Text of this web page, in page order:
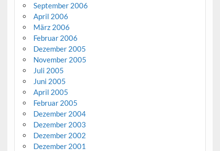
September 2006
April 2006
März 2006
Februar 2006
Dezember 2005
November 2005
Juli 2005
Juni 2005
April 2005
Februar 2005
Dezember 2004
Dezember 2003
Dezember 2002
Dezember 2001